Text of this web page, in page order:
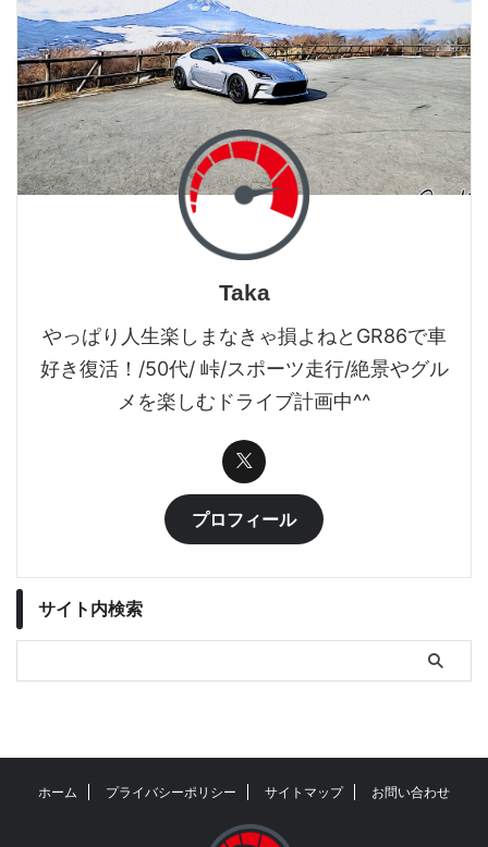
Taka
やっぱり人生楽しまなきゃ損よねとGR86で車
好き復活！/50代/ 峠/スポーツ走行/絶景やグル
メを楽しむドライブ計画中^^
プロフィール
サイト内検索
ホーム プライバシーポリシー サイトマップ お問い合わせ